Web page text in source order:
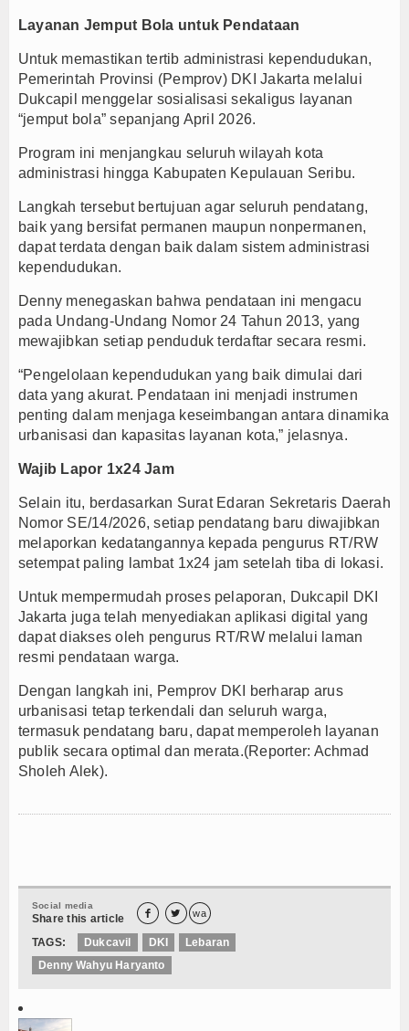
Layanan Jemput Bola untuk Pendataan
Untuk memastikan tertib administrasi kependudukan,
Pemerintah Provinsi (Pemprov) DKI Jakarta melalui
Dukcapil menggelar sosialisasi sekaligus layanan
“jemput bola” sepanjang April 2026.
Program ini menjangkau seluruh wilayah kota
administrasi hingga Kabupaten Kepulauan Seribu.
Langkah tersebut bertujuan agar seluruh pendatang,
baik yang bersifat permanen maupun nonpermanen,
dapat terdata dengan baik dalam sistem administrasi
kependudukan.
Denny menegaskan bahwa pendataan ini mengacu
pada Undang-Undang Nomor 24 Tahun 2013, yang
mewajibkan setiap penduduk terdaftar secara resmi.
“Pengelolaan kependudukan yang baik dimulai dari
data yang akurat. Pendataan ini menjadi instrumen
penting dalam menjaga keseimbangan antara dinamika
urbanisasi dan kapasitas layanan kota,” jelasnya.
Wajib Lapor 1x24 Jam
Selain itu, berdasarkan Surat Edaran Sekretaris Daerah
Nomor SE/14/2026, setiap pendatang baru diwajibkan
melaporkan kedatangannya kepada pengurus RT/RW
setempat paling lambat 1x24 jam setelah tiba di lokasi.
Untuk mempermudah proses pelaporan, Dukcapil DKI
Jakarta juga telah menyediakan aplikasi digital yang
dapat diakses oleh pengurus RT/RW melalui laman
resmi pendataan warga.
Dengan langkah ini, Pemprov DKI berharap arus
urbanisasi tetap terkendali dan seluruh warga,
termasuk pendatang baru, dapat memperoleh layanan
publik secara optimal dan merata.(Reporter: Achmad
Sholeh Alek).
Social media
Share this article   wa
TAGS: Dukcavil DKI
Lebaran
Denny Wahyu Haryanto